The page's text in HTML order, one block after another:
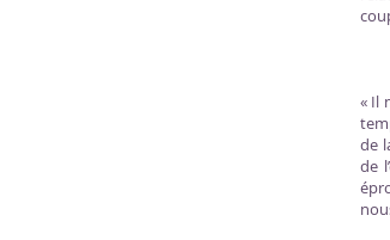
« Il
de
de